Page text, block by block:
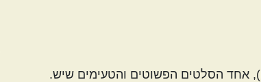
סלט עגבניות שרי ומוצרלה, או בשמו האיטלקי, סלט קפרזה (Insalata Caprese), אחד הסלטים הפשוטים והטעימים שיש.